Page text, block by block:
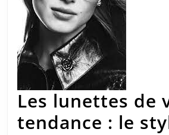
Les lunettes de
tendance : le